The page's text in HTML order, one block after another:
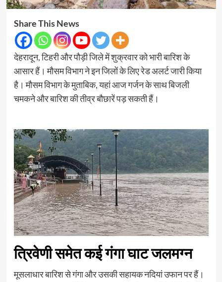
Share This News
देहरादून, टिहरी और पौड़ी जिले में शुक्रवार को भारी बारिश के
आसार हैं। मौसम विभाग ने इन जिलों के लिए रेड अलर्ट जारी किया
है। मौसम विभाग के मुताबिक, यहां आज गर्जन के साथ बिजली
चमकने और बारिश की तीव्र बौछारें पड़ सकती हैं।
त्रिवेणी समेत कई गंगा घाट जलमग्न
मूसलाधार बारिश से गंगा और उसकी सहायक नदियां उफान पर हैं।